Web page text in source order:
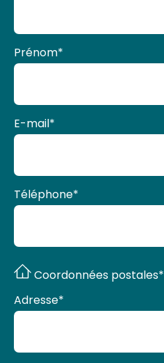
Prénom*
E-mail*
Téléphone*
Coordonnées postales*
Adresse*